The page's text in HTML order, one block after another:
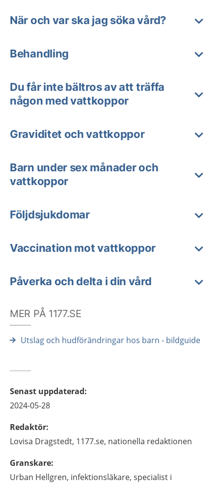
När och var ska jag söka vård?
Behandling
Du får inte bältros av att träffa
någon med vattkoppor
Graviditet och vattkoppor
Barn under sex månader och
vattkoppor
Följdsjukdomar
Vaccination mot vattkoppor
Påverka och delta i din vård
MER PÅ 1177.SE
Utslag och hudförändringar hos barn - bildguide
Senast uppdaterad:
2024-05-28
Redaktör:
Lovisa Dragstedt, 1177.se, nationella redaktionen
Granskare:
Urban Hellgren, infektionsläkare, specialist i